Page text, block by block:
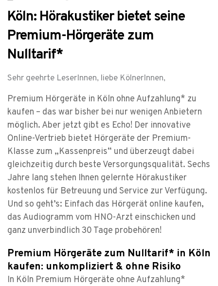
Köln: Hörakustiker bietet seine
Premium-Hörgeräte zum
Nulltarif*
Sehr geehrte LeserInnen, liebe KölnerInnen,
Premium Hörgeräte in Köln ohne Aufzahlung* zu
kaufen – das war bisher bei nur wenigen Anbietern
möglich. Aber jetzt gibt es Echo! Der innovative
Online-Vertrieb bietet Hörgeräte der Premium-
Klasse zum „Kassenpreis“ und überzeugt dabei
gleichzeitig durch beste Versorgungsqualität. Sechs
Jahre lang stehen Ihnen gelernte Hörakustiker
kostenlos für Betreuung und Service zur Verfügung.
Und so geht’s: Einfach das Hörgerät online kaufen,
das Audiogramm vom HNO-Arzt einschicken und
ganz unverbindlich 30 Tage probehören!
Premium Hörgeräte zum Nulltarif* in Köln
kaufen: unkompliziert & ohne Risiko
In Köln Premium Hörgeräte ohne Aufzahlung*